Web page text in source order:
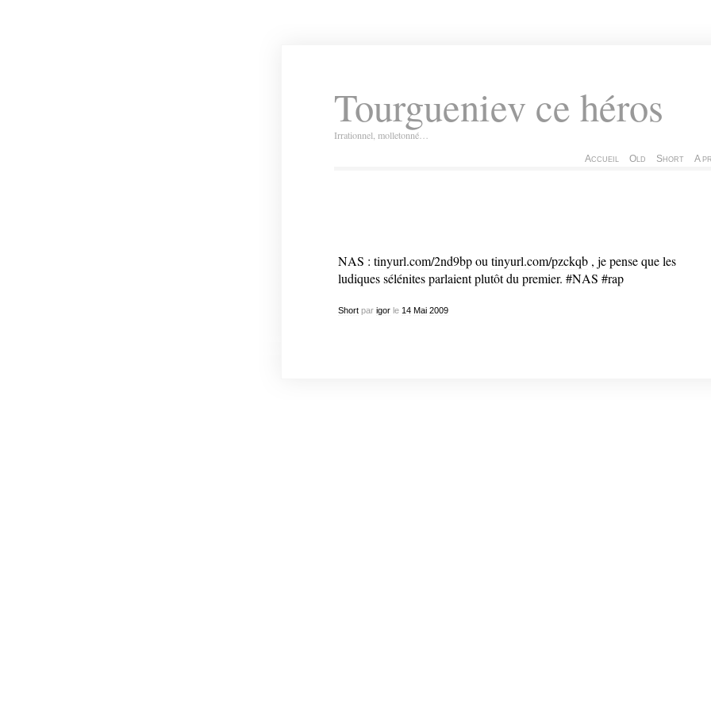
Tourgueniev ce héros
Irrationnel, molletonné…
Accueil Old Short A
NAS : tinyurl.com/2nd9bpoutinyurl.com/pzckqb, je pense que les
ludiques sélénites parlaient plutôt du premier. #NAS #rap
Shortpar igorle 14 Mai 2009